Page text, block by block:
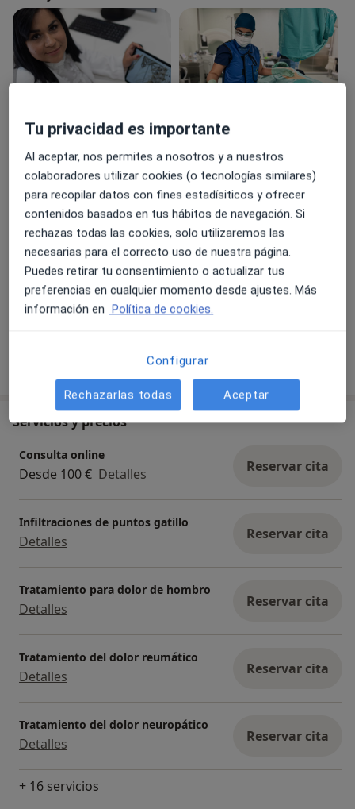
Ver galería (12)
Destacados
Experta en Tratamiento integral
del dolor
Médico especialista en
Anestesiología
Directora Medica de Ceditrane
Medical Group
Me sentí muy
confianza Tengo puestas todas mis
esperanzas
Guerra Dolor que he estado
Mostrar más detallessobre la experiencia
Servicios y precios
Consulta online
Desde 100 € Detalles Reservar cita
Infiltraciones de puntos gatillo
Detalles Reservar cita
Tratamiento para dolor de hombro
Detalles Reservar cita
Tratamiento del dolor reumático
Detalles Reservar cita
Tratamiento del dolor neuropático
Detalles Reservar cita
+ 16 servicios
Tu privacidad es importante
Al aceptar, nos permites a nosotros y a nuestros
colaboradores utilizar cookies (o tecnologías similares)
para recopilar datos con fines estadísiticos y ofrecer
contenidos basados en tus hábitos de navegación. Si
rechazas todas las cookies, solo utilizaremos las
necesarias para el correcto uso de nuestra página.
Puedes retirar tu consentimiento o actualizar tus
preferencias en cualquier momento desde ajustes. Más
información en Política de cookies.
Configurar
Rechazarlas todas Aceptar